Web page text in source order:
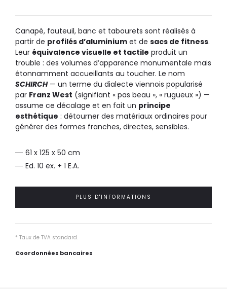
Canapé, fauteuil, banc et tabourets sont réalisés à
partir de profilés d’aluminium et de sacs de fitness.
Leur équivalence visuelle et tactile produit un
trouble : des volumes d’apparence monumentale mais
étonnamment accueillants au toucher. Le nom
SCHIRCH— un terme du dialecte viennois popularisé
par Franz West (signifiant « pas beau », « rugueux ») —
assume ce décalage et en fait un principe
esthétique : détourner des matériaux ordinaires pour
générer des formes franches, directes, sensibles.
61 x 125 x 50 cm
Ed. 10 ex. + 1 E.A.
PLUS D'INFORMATIONS
* Taux de TVA standard.
Coordonnées bancaires